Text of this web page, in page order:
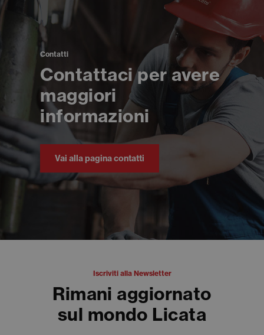
Contatti
Contattaci per avere
maggiori
informazioni
Vai alla pagina contatti
Iscriviti alla Newsletter
Rimani aggiornato
sul mondo Licata